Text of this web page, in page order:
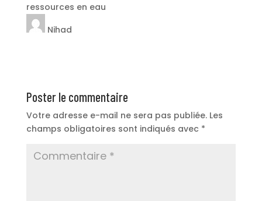
ressources en eau
Nihad
Poster le commentaire
Votre adresse e-mail ne sera pas publiée. Les
champs obligatoires sont indiqués avec *